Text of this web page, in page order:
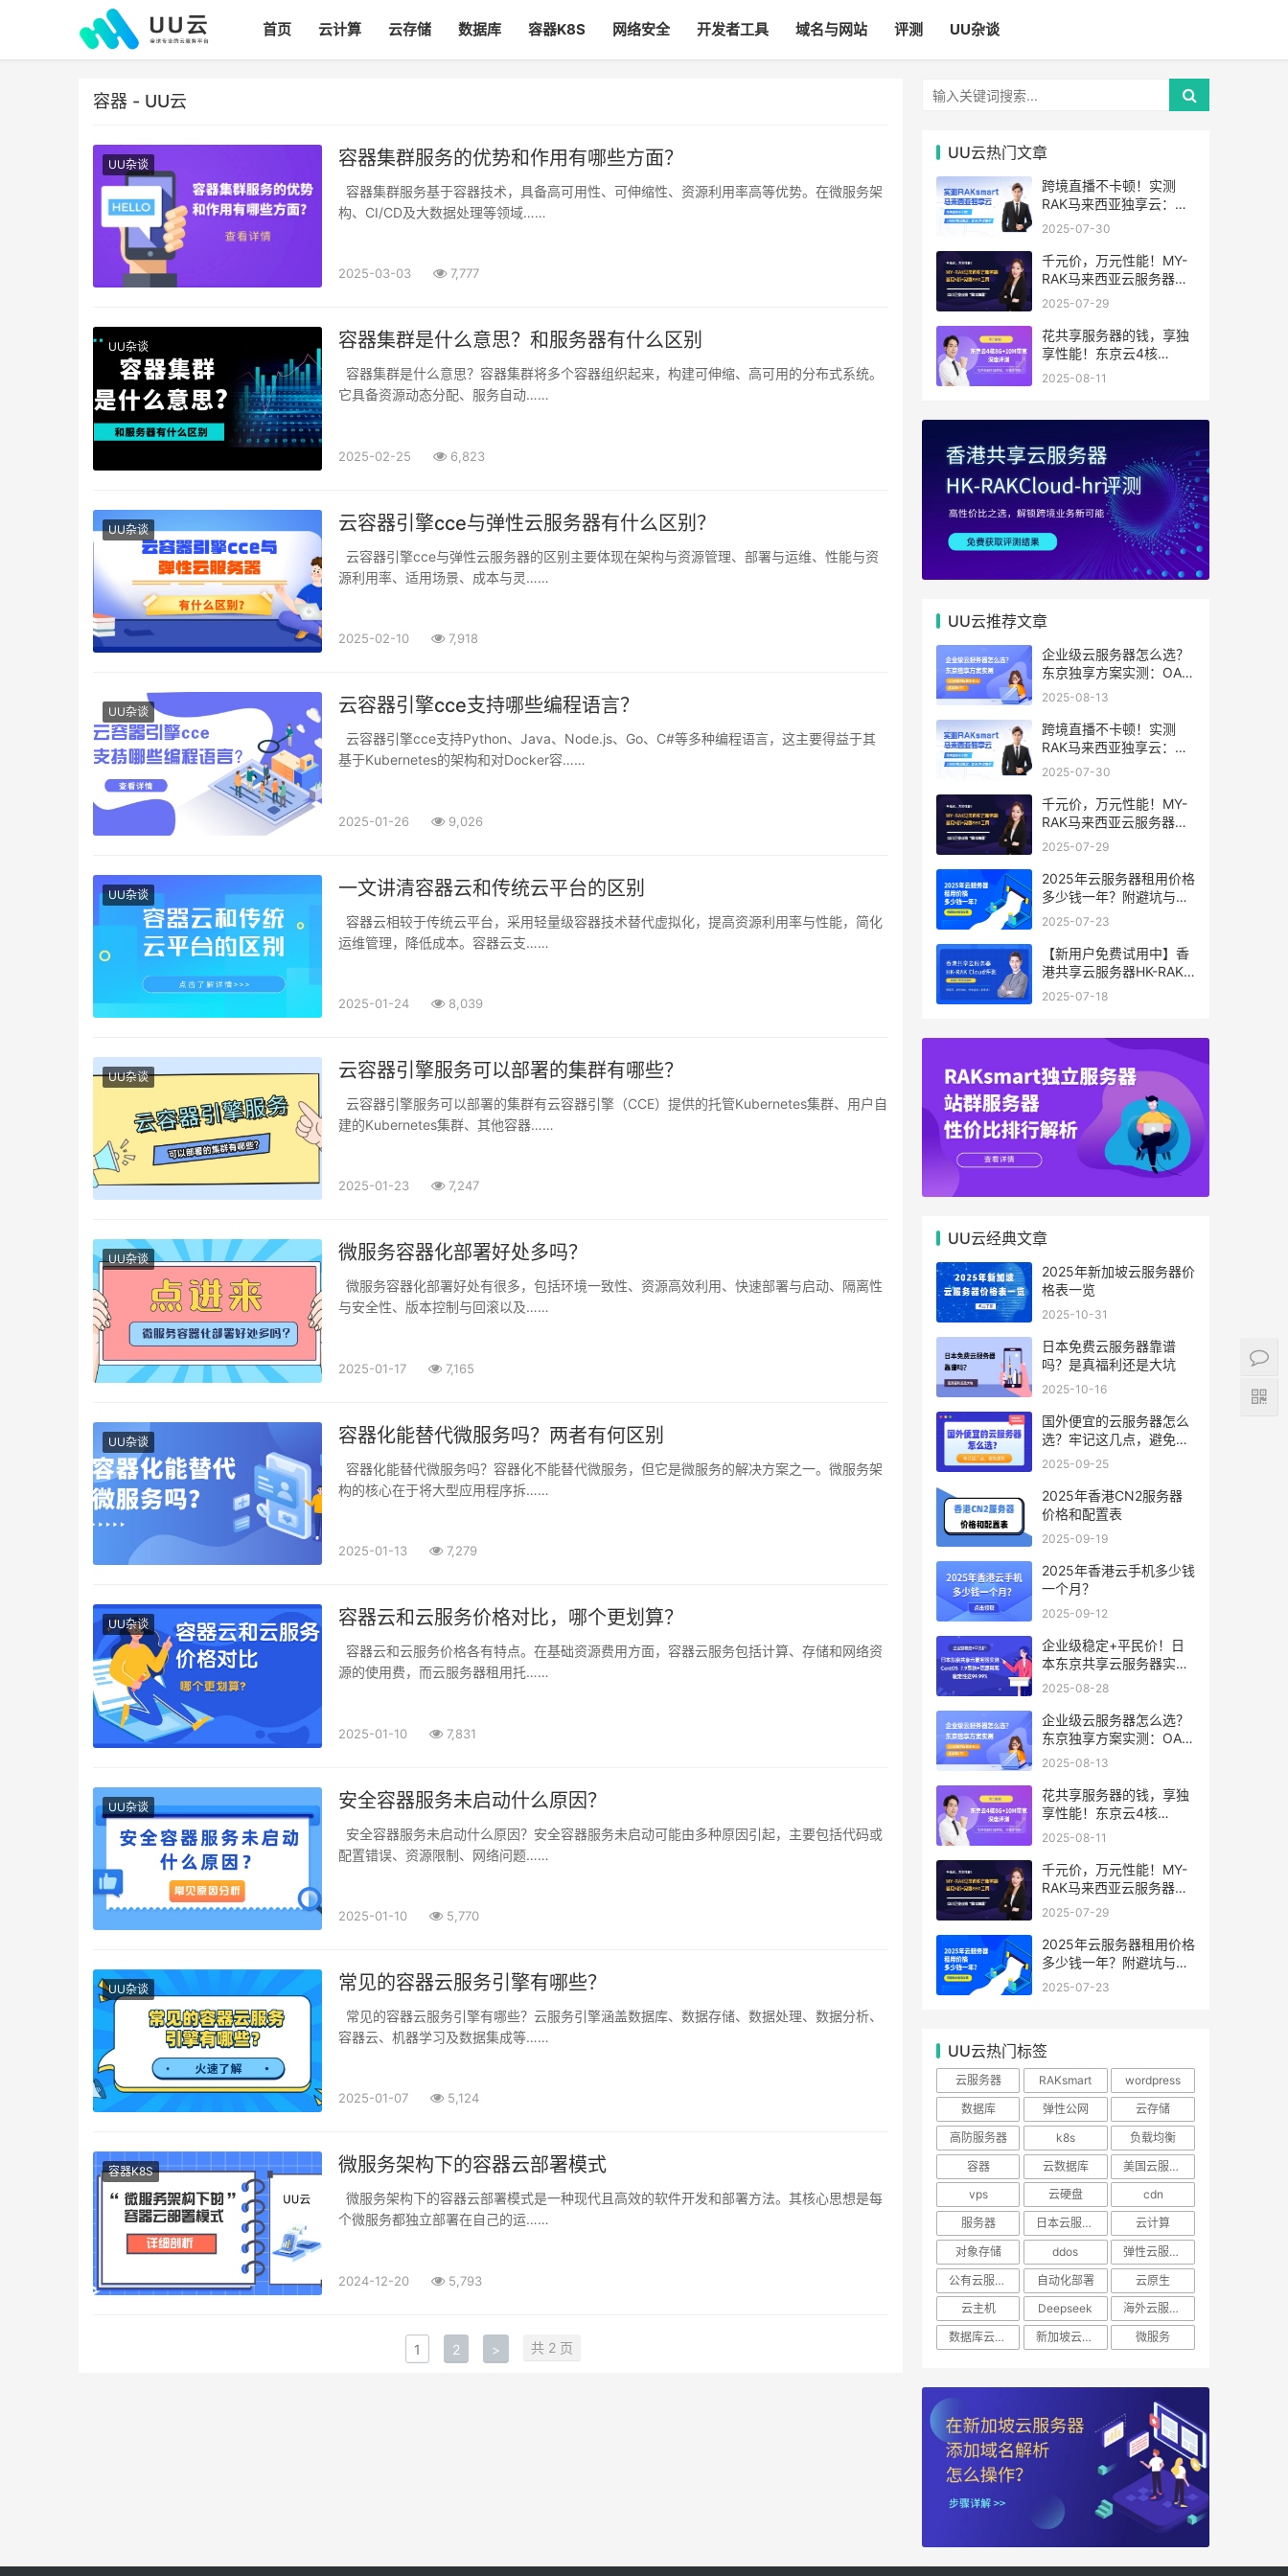
首页 云计算 云存储 数据库 容器K8S 网络安全 开发者工具 域名与网站 评测 UU杂谈
容器 - UU云
UU杂谈 容器集群服务的优势和作用有哪些方面？
构、CI/CD及大数据处理等领域……
2025-03-03 7,777
UU杂谈 容器集群是什么意思？和服务器有什么区别
它具备资源动态分配、服务自动……
2025-02-25 6,823
UU杂谈 云容器引擎cce与弹性云服务器有什么区别？
源利用率、适用场景、成本与灵……
2025-02-10 7,918
UU杂谈 云容器引擎cce支持哪些编程语言？
基于Kubernetes的架构和对Docker容……
2025-01-26 9,026
UU杂谈 一文讲清容器云和传统云平台的区别
运维管理，降低成本。容器云支……
2025-01-24 8,039
UU杂谈 云容器引擎服务可以部署的集群有哪些？
建的Kubernetes集群、其他容器……
2025-01-23 7,247
UU杂谈 微服务容器化部署好处多吗？
与安全性、版本控制与回滚以及……
2025-01-17 7,165
UU杂谈 容器化能替代微服务吗？两者有何区别
构的核心在于将大型应用程序拆……
2025-01-13 7,279
UU杂谈 容器云和云服务价格对比，哪个更划算？
源的使用费，而云服务器租用托……
2025-01-10 7,831
UU杂谈 安全容器服务未启动什么原因？
配置错误、资源限制、网络问题……
2025-01-10 5,770
UU杂谈 常见的容器云服务引擎有哪些？
容器云、机器学习及数据集成等……
2025-01-07 5,124
容器K8S 微服务架构下的容器云部署模式
个微服务都独立部署在自己的运……
2024-12-20 5,793
1 2 > 共 2 页
UU云热门文章
跨境直播不卡顿！实测
RAK马来西亚独享云：
1080P推流稳定，首月6
2025-07-30
千元价，万元性能！MY-
RAK马来西亚云服务器：
首月5折+免费SEO工具，
2025-07-29
花共享服务器的钱，享独
享性能！东京云4核
8G+10M带宽降价来袭
2025-08-11
UU云推荐文章
企业级云服务器怎么选？
东京独享方案实测：OA系
统响应提速40%，成本降
2025-08-13
跨境直播不卡顿！实测
RAK马来西亚独享云：
1080P推流稳定，首月6
2025-07-30
千元价，万元性能！MY-
RAK马来西亚云服务器：
首月5折+免费SEO工具，
2025-07-29
2025年云服务器租用价格
多少钱一年？附避坑与省
钱攻略
2025-07-23
【新用户免费试用中】香
港共享云服务器HK-RAK
Cloud评测：低延迟、高
2025-07-18
UU云经典文章
2025年新加坡云服务器价
格表一览
2025-10-31
日本免费云服务器靠谱
吗？是真福利还是大坑
2025-10-16
国外便宜的云服务器怎么
选？牢记这几点，避免踩
坑
2025-09-25
2025年香港CN2服务器
价格和配置表
2025-09-19
2025年香港云手机多少钱
一个月？
2025-09-12
企业级稳定+平民价！日
本东京共享云服务器实
测：CentOS 7.9系统+资
99.99%
2025-08-28
企业级云服务器怎么选？
东京独享方案实测：OA系
统响应提速40%，成本降
2025-08-13
花共享服务器的钱，享独
享性能！东京云4核
8G+10M带宽降价来袭
2025-08-11
千元价，万元性能！MY-
RAK马来西亚云服务器：
首月5折+免费SEO工具，
2025-07-29
2025年云服务器租用价格
多少钱一年？附避坑与省
钱攻略
2025-07-23
UU云热门标签
云服务器 RAKsmart
wordpress
数据库
弹性公网
云存储
高防服务器
k8s
负载均衡
容器
云数据库
美国云服务器
vps
云硬盘
cdn
服务器
日本云服务器
云计算
对象存储
ddos
弹性云服务器
公有云服务器
自动化部署
云原生
云主机
Deepseek
海外云服务器
数据库云托管
新加坡云服务器 微服务